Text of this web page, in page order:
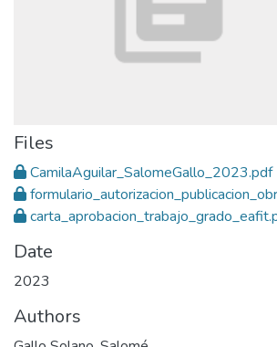
Files
CamilaAguilar_SalomeGallo_2023.pdf
Date
2023
Authors